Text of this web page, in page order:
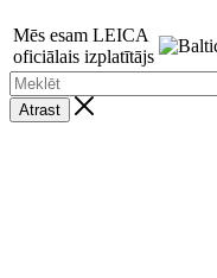
Mēs esam LEICA
oficiālais izplatītājs
Atrast